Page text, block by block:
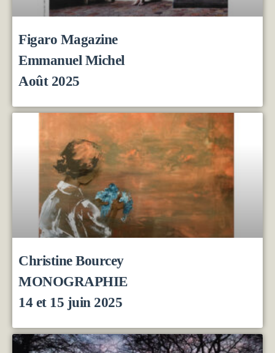
Figaro Magazine
Emmanuel Michel
Août 2025
Christine Bourcey
MONOGRAPHIE
14 et 15 juin 2025